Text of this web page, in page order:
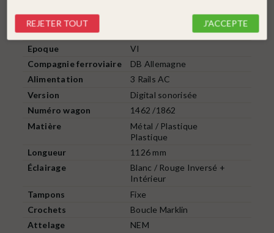
État
Échelle
Epoque
VI
Compagnie ferroviaire
DB Allemagne
Alimentation
3 Rails AC
Version
Digital sonorisée
Numéro wagon
1462 /1862
Matière
Métal / Plastique
Plastique
Longueur
1126 mm
Éclairage
Blanc / Rouge Inversé +
Intérieur
Tampons
Fixe
Crochets
Boucle Marklin
Attelage
NEM
REJETER TOUT J'ACCEPTE